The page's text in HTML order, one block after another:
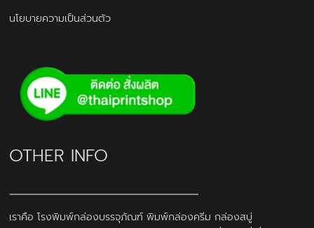
นโยบายความเป็นส่วนตัว
OTHER INFO
เราคือ โรงพิมพ์กล่องบรรจุภัณฑ์ พิมพ์กล่องครีม กล่องสบู่